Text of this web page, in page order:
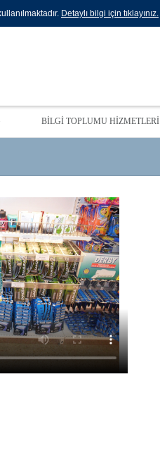
Detaylı bilgi için tıklayınız.
BİLGİ TOPLUMU HİZMETLERİ